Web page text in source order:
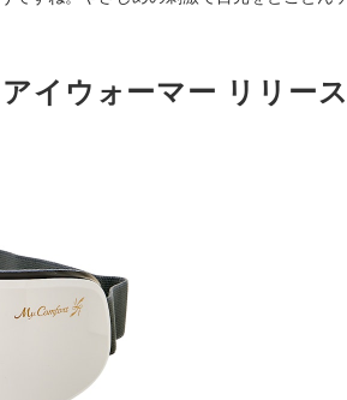
イウォーマー リリー